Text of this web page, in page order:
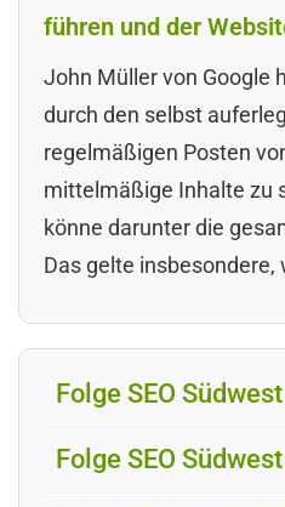
führen und der
John Müller von Google
durch den selbst
regelmäßigen Posten
mittelmäßige Inhalte zu
könne darunter die
Das gelte
Folge SEO
Folge SEO